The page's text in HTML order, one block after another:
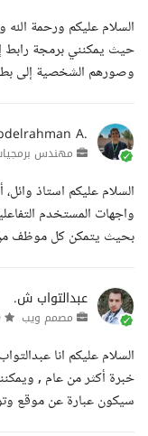
السلام عليكم ورحمة الله
حيث يمكنني برمجة رابط
وصورهم الشخصية إلى
A.
مهندس
واجهات المستخدم
بحيث يتمكن كل موظف
عبدالتواب ش.
مصمم ويب
السلام عليكم انا
خبرة أكثر من عام ,
سيكون عبارة عن موقع